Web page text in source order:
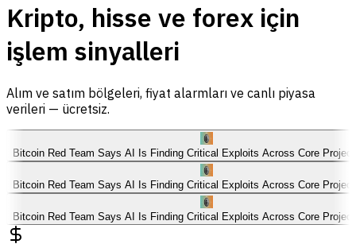
Kripto, hisse ve forex için
işlem sinyalleri
Alım ve satım bölgeleri, fiyat alarmları ve canlı piyasa
verileri — ücretsiz.
Bitcoin Red Team Says AI Is Finding Critical Exploits Across Core
Bitcoin Red Team Says AI Is Finding Critical Exploits Across Core
Bitcoin Red Team Says AI Is Finding Critical Exploits Across Core